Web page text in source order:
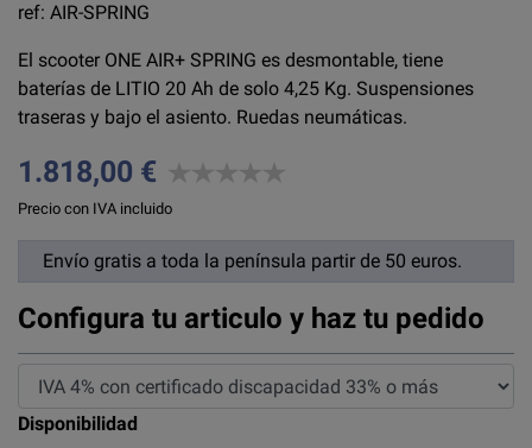
ref: AIR-SPRING
El scooter ONE AIR+ SPRING es desmontable, tiene
baterías de LITIO 20 Ah de solo 4,25 Kg. Suspensiones
traseras y bajo el asiento. Ruedas neumáticas.
1.818,00 €
Precio con IVA incluido
Envío gratis a toda la península partir de 50 euros.
Configura tu articulo y haz tu pedido
Disponibilidad